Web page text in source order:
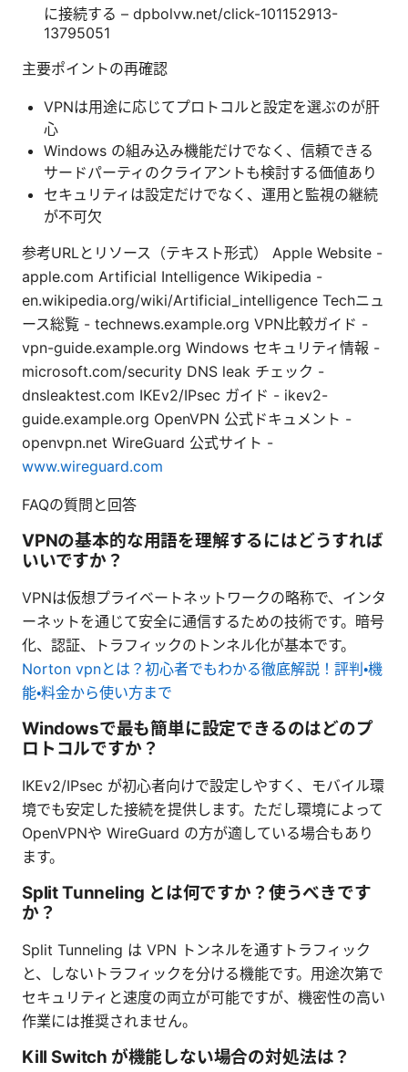
に接続する – dpbolvw.net/click-101152913-
13795051
主要ポイントの再確認
VPNは用途に応じてプロトコルと設定を選ぶのが肝
心
Windows の組み込み機能だけでなく、信頼できる
サードパーティのクライアントも検討する価値あり
セキュリティは設定だけでなく、運用と監視の継続
が不可欠
参考URLとリソース（テキスト形式） Apple Website -
apple.com Artificial Intelligence Wikipedia -
en.wikipedia.org/wiki/Artificial_intelligence Techニュ
ース総覧 - technews.example.org VPN比較ガイド -
vpn-guide.example.org Windows セキュリティ情報 -
microsoft.com/security DNS leak チェック -
dnsleaktest.com IKEv2/IPsec ガイド - ikev2-
guide.example.org OpenVPN 公式ドキュメント -
openvpn.net WireGuard 公式サイト -
www.wireguard.com
FAQの質問と回答
VPNの基本的な用語を理解するにはどうすれば
いいですか？
VPNは仮想プライベートネットワークの略称で、インタ
ーネットを通じて安全に通信するための技術です。暗号
化、認証、トラフィックのトンネル化が基本です。
Norton vpnとは？初心者でもわかる徹底解説！評判・機
能・料金から使い方まで
Windowsで最も簡単に設定できるのはどのプ
ロトコルですか？
IKEv2/IPsec が初心者向けで設定しやすく、モバイル環
境でも安定した接続を提供します。ただし環境によって
OpenVPNや WireGuard の方が適している場合もあり
ます。
Split Tunneling とは何ですか？使うべきです
か？
Split Tunneling は VPN トンネルを通すトラフィック
と、しないトラフィックを分ける機能です。用途次第で
セキュリティと速度の両立が可能ですが、機密性の高い
作業には推奨されません。
Kill Switch が機能しない場合の対処法は？